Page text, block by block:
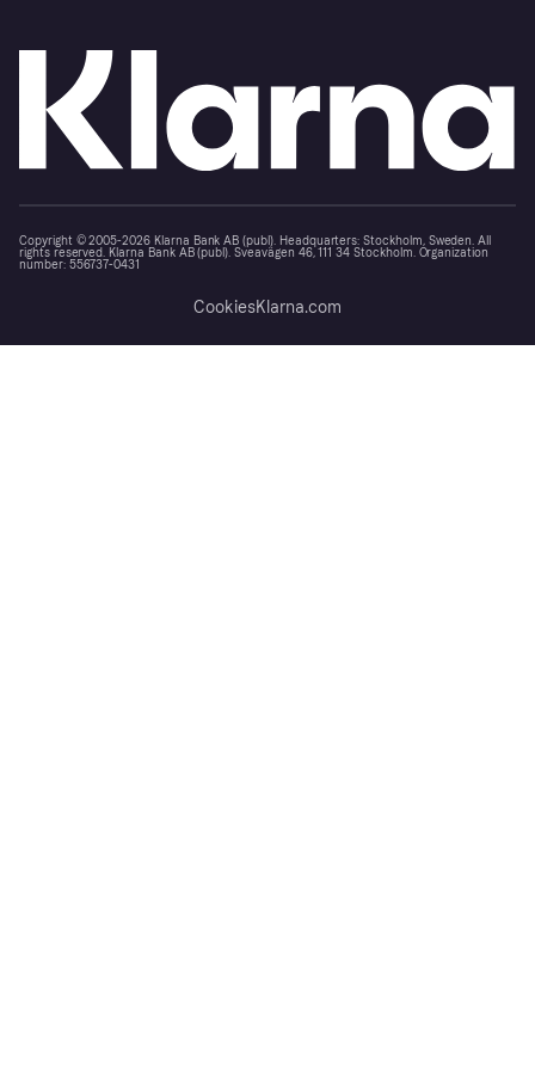
Copyright © 2005-2026 Klarna Bank AB (publ). Headquarters: Stockholm, Sweden. All
rights reserved. Klarna Bank AB (publ). Sveavägen 46, 111 34 Stockholm. Organization
number: 556737-0431
CookiesKlarna.com